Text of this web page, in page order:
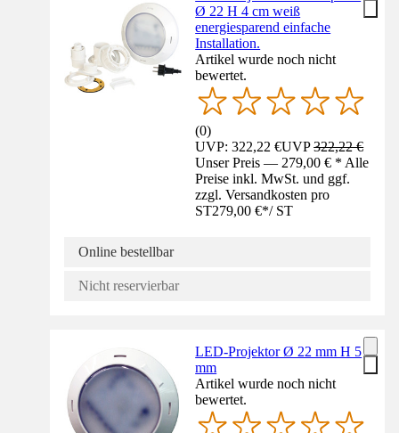
Ø 22 H 4 cm weiß
energiesparend einfache
Installation.
Artikel wurde noch nicht
bewertet.
(0)
UVP: 322,22 €UVP322,22 €
Unser Preis — 279,00 € * Alle
Preise inkl. MwSt. und ggf.
zzgl. Versandkosten pro
ST279,00 €*/ ST
Online bestellbar
Nicht reservierbar
LED-Projektor Ø 22 mm H 5
mm
Artikel wurde noch nicht
bewertet.